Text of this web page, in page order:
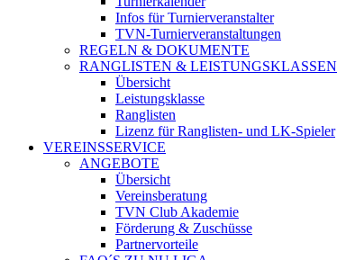
Infos für Turnierveranstalter
TVN-Turnierveranstaltungen
REGELN & DOKUMENTE
RANGLISTEN & LEISTUNGSKLASSEN
Übersicht
Leistungsklasse
Ranglisten
Lizenz für Ranglisten- und LK-Spieler
VEREINSSERVICE
ANGEBOTE
Übersicht
Vereinsberatung
TVN Club Akademie
Förderung & Zuschüsse
Partnervorteile